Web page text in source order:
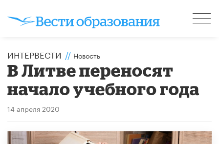
ИНТЕРВЕСТИ // Новость
В Литве переносят
начало учебного года
14 апреля 2020